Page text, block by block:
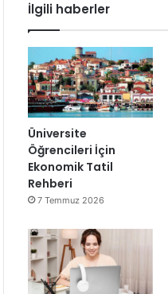
İlgili haberler
Üniversite
Öğrencileri İçin
Ekonomik Tatil
Rehberi
7 Temmuz 2026